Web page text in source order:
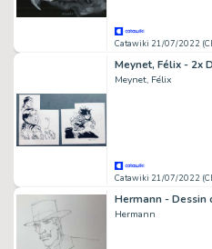
Catawiki 21/07/2022
Meynet, Félix
Catawiki 21/07/2022
Hermann - Dessin
Hermann